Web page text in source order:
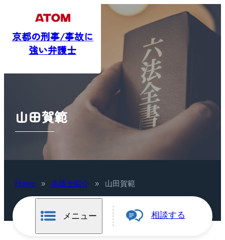
京都の刑事/事故に
山田賀範
Home » 弁護士紹介 » 山田賀範
メニュー 相談する